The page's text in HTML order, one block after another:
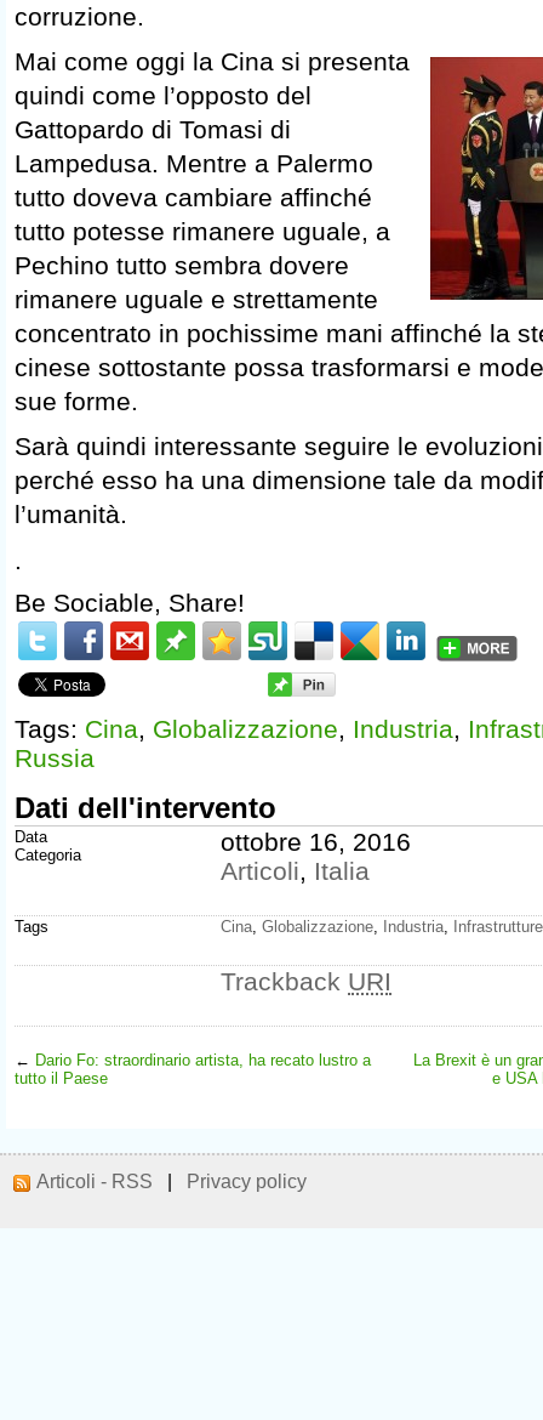
corruzione.
Mai come oggi la Cina si presenta
quindi come l’opposto del
Gattopardo di Tomasi di
Lampedusa. Mentre a Palermo
tutto doveva cambiare affinché
tutto potesse rimanere uguale, a
Pechino tutto sembra dovere
rimanere uguale e strettamente
concentrato in pochissime mani affinché la
cinese sottostante possa trasformarsi e
sue forme.
Sarà quindi interessante seguire le
perché esso ha una dimensione tale da
l’umanità.
Be Sociable, Share!
Tags: Cina Globalizzazione Industria
Russia
Dati dell'intervento
Data
Categoria
ottobre 16, 2016
Articoli
Italia
Tags Cina Globalizzazione Industria Infrastrutture
Trackback URI
← Dario Fo: straordinario artista, ha recato lustro a
tutto il Paese
La Brexit è un
e USA
Articoli - RSS Privacy policy